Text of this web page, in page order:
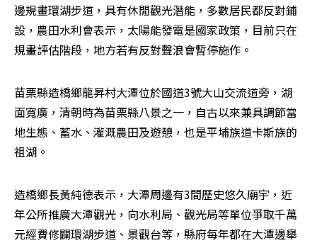
邊規畫環湖步道，具有休閒觀光潛能，多數居民都反對鋪
設，農田水利會表示，太陽能發電是國家政策，目前只在
規畫評估階段，地方若有反對聲浪會暫停施作。
苗栗縣造橋鄉龍昇村大潭位於國道3號大山交流道旁，湖
面寬廣，清朝時為苗栗縣八景之一，自古以來兼具調節當
地生態、蓄水、灌溉農田及遊憩，也是平埔族道卡斯族的
祖湖。
造橋鄉長黃純德表示，大潭周邊有3間歷史悠久廟宇，近
年公所推廣大潭觀光，向水利局、觀光局等單位爭取千萬
元經費修闢環湖步道、景觀台等，縣府每年都在大潭邊舉